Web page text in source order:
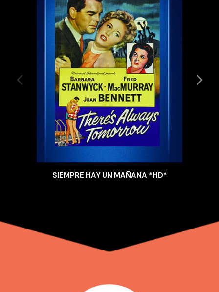
SIEMPRE HAY UN MAÑANA *HD*